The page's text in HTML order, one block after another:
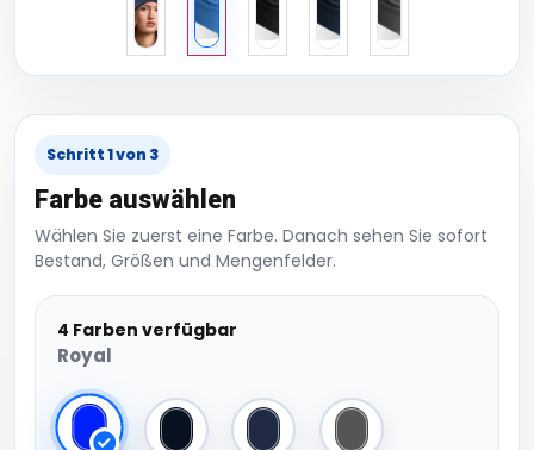
Schritt 1 von 3
Farbe auswählen
Wählen Sie zuerst eine Farbe. Danach sehen Sie sofort
Bestand, Größen und Mengenfelder.
4 Farben verfügbar
Royal
Royal Black Navy Dark Grey